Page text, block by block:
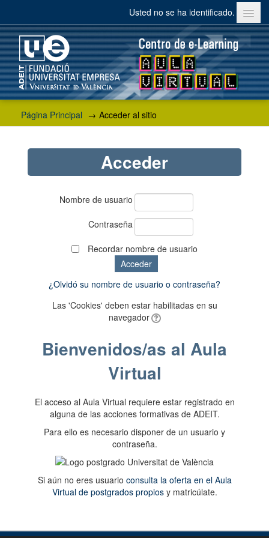
Usted no se ha identificado.
Español - Internacional ‎(es)‎
Página Principal → Acceder al sitio
Acceder
Nombre de usuario
Contraseña
Recordar nombre de usuario
¿Olvidó su nombre de usuario o contraseña?
Las 'Cookies' deben estar habilitadas en su
navegador
Bienvenidos/as al Aula
Virtual
El acceso al Aula Virtual requiere estar registrado en
alguna de las acciones formativas de ADEIT.
Para ello es necesario disponer de un usuario y
contraseña.
Si aún no eres usuario consulta la oferta en el Aula
Virtual de postgrados propiosy matricúlate.